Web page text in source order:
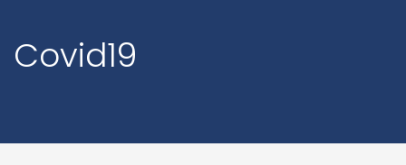
Covid19